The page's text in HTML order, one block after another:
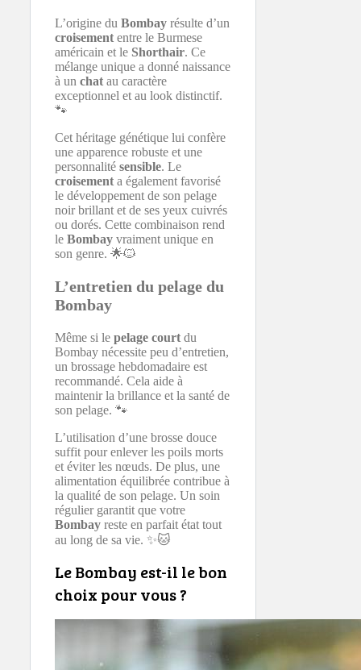
L’origine du Bombay résulte d’un
croisement entre le Burmese
américain et le Shorthair. Ce
mélange unique a donné naissance
à un chat au caractère
exceptionnel et au look distinctif.
🐾
Cet héritage génétique lui confère
une apparence robuste et une
personnalité sensible. Le
croisement a également favorisé
le développement de son pelage
noir brillant et de ses yeux cuivrés
ou dorés. Cette combinaison rend
le Bombay vraiment unique en
son genre. 🌟🐱
L’entretien du pelage du
Bombay
Même si le pelage court du
Bombay nécessite peu d’entretien,
un brossage hebdomadaire est
recommandé. Cela aide à
maintenir la brillance et la santé de
son pelage. 🐾
L’utilisation d’une brosse douce
suffit pour enlever les poils morts
et éviter les nœuds. De plus, une
alimentation équilibrée contribue à
la qualité de son pelage. Un soin
régulier garantit que votre
Bombay reste en parfait état tout
au long de sa vie. ✨🐱
Le Bombay est-il le bon
choix pour vous ?